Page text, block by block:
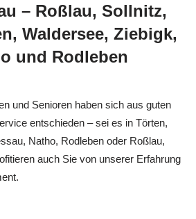
– Roßlau, Sollnitz,
Waldersee, Ziebigk,
und Rodleben
und Senioren haben sich aus guten
entschieden – sei es in Törten,
Natho, Rodleben oder Roßlau,
auch Sie von unserer Erfahrung